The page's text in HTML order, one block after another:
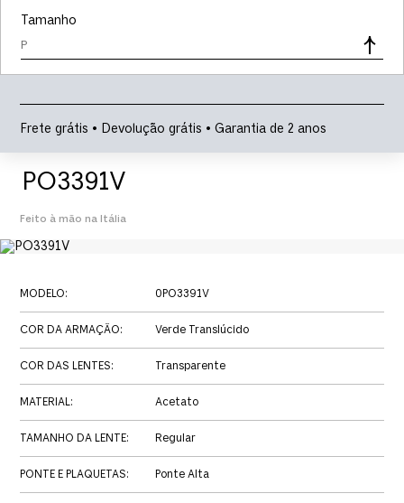
Tamanho
P
Frete grátis • Devolução grátis • Garantia de 2 anos
PO3391V
Feito à mão na Itália
MODELO: 0PO3391V
COR DA ARMAÇÃO: Verde Translúcido
COR DAS LENTES: Transparente
MATERIAL: Acetato
TAMANHO DA LENTE: Regular
PONTE E PLAQUETAS: Ponte Alta